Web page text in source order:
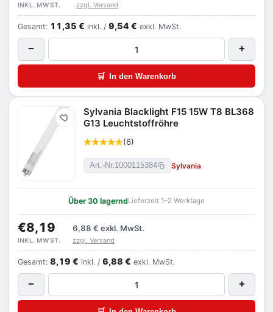
INKL. MWST. zzgl. Versand
Gesamt: 11,35 € inkl. / 9,54 € exkl. MwSt.
− +
🛒 In den Warenkorb
Merken
Sylvania Blacklight F15 15W T8 BL368
G13 Leuchtstoffröhre
(6)
Art.-Nr.1000115384 Sylvania
Über 30 lagerndLieferzeit 1–2 Werktage
€8,19 6,88 € exkl. MwSt.
INKL. MWST. zzgl. Versand
Gesamt: 8,19 € inkl. / 6,88 € exkl. MwSt.
− +